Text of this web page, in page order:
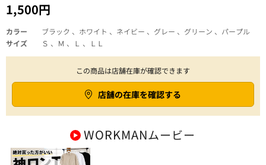
1,500円
カラー
ブラック 、ホワイト 、ネイビー 、グレー 、グリーン 、パープル
サイズ
Ｓ 、Ｍ 、Ｌ 、ＬＬ
この商品は店舗在庫が確認できます
店舗の在庫を確認する
WORKMANムービー